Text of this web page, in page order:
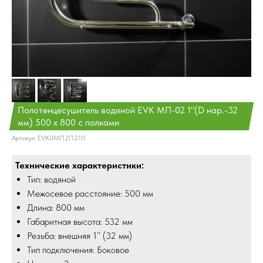
Полотенцесушитель водяной EVK МП-02 1"(D нар.-32
мм) 500 х 800 с полками
Артикул: EVK0МП2П210
Технические характеристики:
Тип: водяной
Межосевое расстояние: 500 мм
Длина: 800 мм
Габаритная высота: 532 мм
Резьба: внешняя 1’’ (32 мм)
Тип подключения: Боковое